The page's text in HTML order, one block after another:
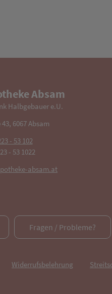
Absam
Halbgebauer e.U.
6067 Absam
- 53 102
- 53 1022
absam.at
Fragen / Probleme?
Widerrufsbelehrung